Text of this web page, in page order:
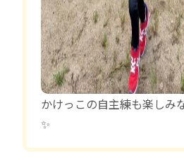
かけっこの自主練も楽しみ
✨